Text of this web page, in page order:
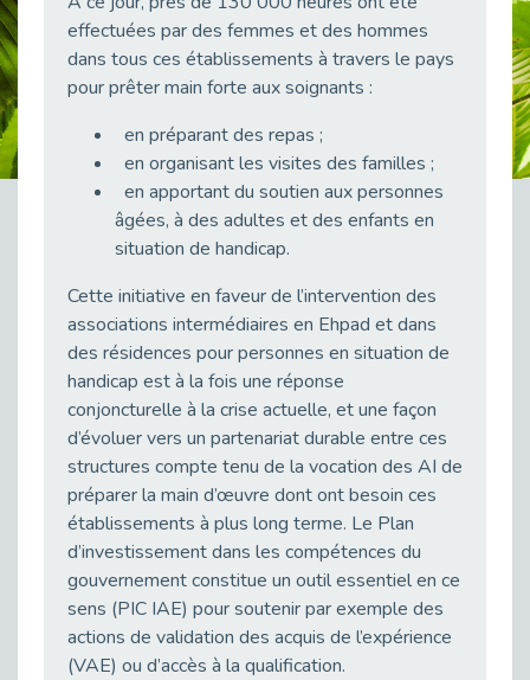
Publié le 20/04/2026
Emploi et Handicap : Une alliance de style entre Cap Emploi 92 et La Cravate Solidaire
Publié le 13/04/2026
Recrutement et Handicap : Et si vous testiez avant de vous engager ?
Publié le 13/04/2026
L’alternance pour tous : Cap Emploi 92 et Seine Ouest Entreprise et Emploi mobilisés à Boulogne-Billancourt
Publié le 11/04/2026
Publié le 11/04/2026
Recrutement des seniors : Un levier de transformation pour les ETI franciliennes
Publié le 11/04/2026
"Dois-je préciser que je suis handicapé sur mon CV?"
Publié le 07/04/2026
Handicap psychique au travail : et si nous changions de regard - vidéo
Publié le 03/04/2026
Publié le 01/04/2026
effectuées par des femmes et des hommes
dans tous ces établissements à travers le pays
pour prêter main forte aux soignants :
en préparant des repas ;
en organisant les visites des familles ;
en apportant du soutien aux personnes
âgées, à des adultes et des enfants en
situation de handicap.
Cette initiative en faveur de l’intervention des
associations intermédiaires en Ehpad et dans
des résidences pour personnes en situation de
handicap est à la fois une réponse
conjoncturelle à la crise actuelle, et une façon
d’évoluer vers un partenariat durable entre ces
structures compte tenu de la vocation des AI de
préparer la main d’œuvre dont ont besoin ces
établissements à plus long terme. Le Plan
d’investissement dans les compétences du
gouvernement constitue un outil essentiel en ce
sens (PIC IAE) pour soutenir par exemple des
actions de validation des acquis de l’expérience
(VAE) ou d’accès à la qualification.